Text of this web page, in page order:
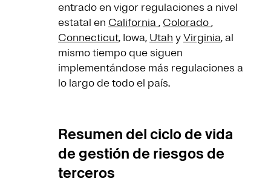
entrado en vigor regulaciones a nivel
estatal en California , Colorado,
Connecticut, Iowa, Utah yVirginia, al
mismo tiempo que siguen
implementándose más regulaciones a
lo largo de todo el país.
Resumen del ciclo de vida
de gestión de riesgos de
terceros